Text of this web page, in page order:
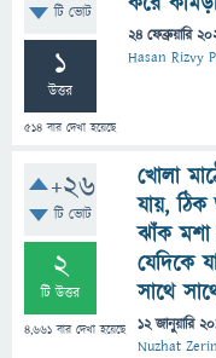
টি ভোট
1
উত্তর
514 বার দেখা হয়েছে
24 ফেব্রুয়ারি
Hasan Rizvy
+26
টি ভোট
2
টি উত্তর
4,661 বার দেখা হয়েছে
খোলা
যায়,
ঝাঁক
যেদিকে
সাথে
12 জানুয়ারি
Nuzhat